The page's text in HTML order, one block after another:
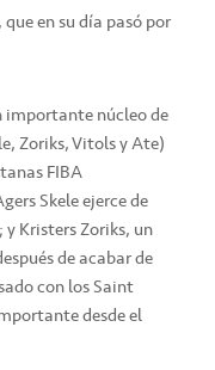
en su día pasó por
importante núcleo de
Zoriks, Vitols y Ate)
FIBA
Skele ejerce de
Kristers Zoriks, un
de acabar de
con los Saint
desde el